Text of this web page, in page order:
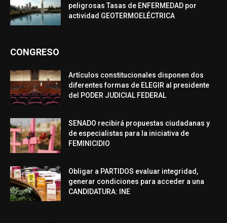
peligrosas Tasas de ENFERMEDAD por
actividad GEOTERMOELÉCTRICA
CONGRESO
Artículos constitucionales disponen dos
diferentes formas de ELEGIR al presidente
del PODER JUDICIAL FEDERAL
SENADO recibirá propuestas ciudadanas y
de especialistas para la iniciativa de
FEMINICIDIO
Obligar a PARTIDOS evaluar integridad,
generar condiciones para acceder a una
CANDIDATURA: INE